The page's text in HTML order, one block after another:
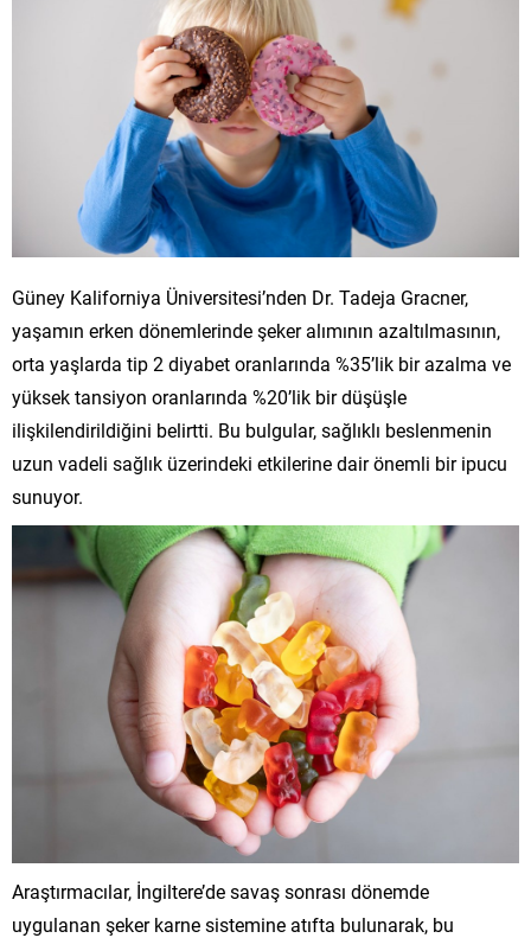
Güney Kaliforniya Üniversitesi’nden Dr. Tadeja Gracner,
yaşamın erken dönemlerinde şeker alımının azaltılmasının,
orta yaşlarda tip 2 diyabet oranlarında %35’lik bir azalma ve
yüksek tansiyon oranlarında %20’lik bir düşüşle
ilişkilendirildiğini belirtti. Bu bulgular, sağlıklı beslenmenin
uzun vadeli sağlık üzerindeki etkilerine dair önemli bir ipucu
sunuyor.
Araştırmacılar, İngiltere’de savaş sonrası dönemde
uygulanan şeker karne sistemine atıfta bulunarak, bu